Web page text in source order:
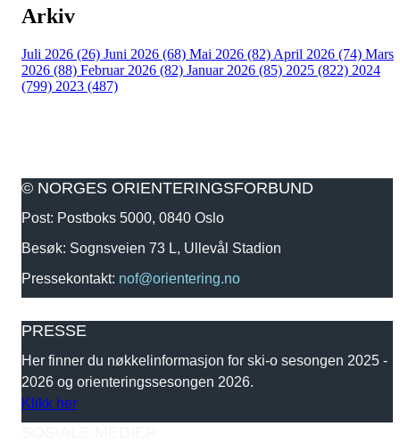
Arkiv
Juli 2026 (26) Juni 2026 (68) Mai 2026 (82) April 2026 (74) Mars
2026 (88) Februar 2026 (82) Januar 2026 (85) 2025 (822) 2024
(799) 2023 (487)
© NORGES ORIENTERINGSFORBUND
Post: Postboks 5000, 0840 Oslo
Besøk: Sognsveien 73 L, Ullevål Stadion
Pressekontakt: nof@orientering.no
PRESSE
Her finner du nøkkelinformasjon for ski-o sesongen 2025 -
2026 og orienteringssesongen 2026.
Klikk her